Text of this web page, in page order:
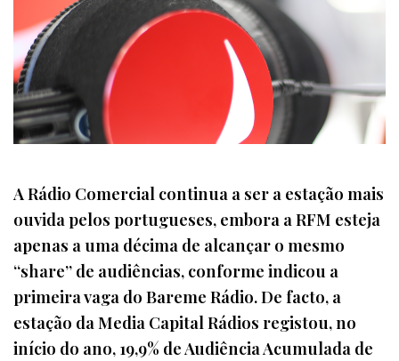
A Rádio Comercial continua a ser a estação mais
ouvida pelos portugueses, embora a RFM esteja
apenas a uma décima de alcançar o mesmo
“share” de audiências, conforme indicou a
primeira vaga do Bareme Rádio. De facto, a
estação da Media Capital Rádios registou, no
início do ano, 19,9% de Audiência Acumulada de